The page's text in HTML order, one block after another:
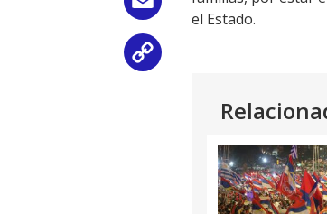
Email
el Estado.